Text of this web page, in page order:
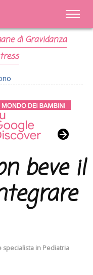
di Gravidanza
beve il
in Pediatria